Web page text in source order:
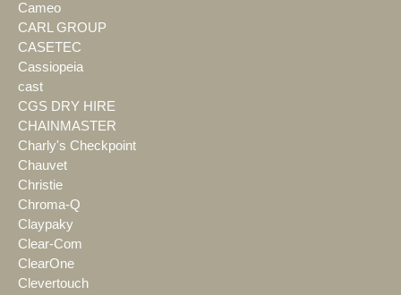
Cameo
CARL GROUP
CASETEC
Cassiopeia
cast
CGS DRY HIRE
CHAINMASTER
Charly's Checkpoint
Chauvet
Christie
Chroma-Q
Claypaky
Clear-Com
ClearOne
Clevertouch